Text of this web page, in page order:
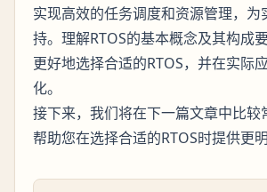
实现高效的任务调度和资源管理，为
持。理解RTOS的基本概念及其构成
更好地选择合适的RTOS，并在实际
化。
接下来，我们将在下一篇文章中比较
帮助您在选择合适的RTOS时提供更